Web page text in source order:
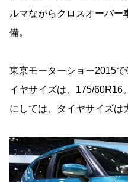
ルマながらクロスオーバー
備。
東京モーターショー2015
イヤサイズは、175/60R16
にしては、タイヤサイズは